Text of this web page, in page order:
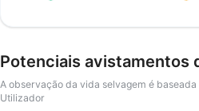
Potenciais avistamentos
A observação da vida selvagem é
Utilizador